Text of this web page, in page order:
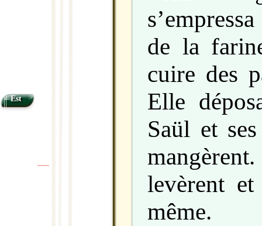
de la
cuire des
Elle
Saül et
levèrent
même.
Est